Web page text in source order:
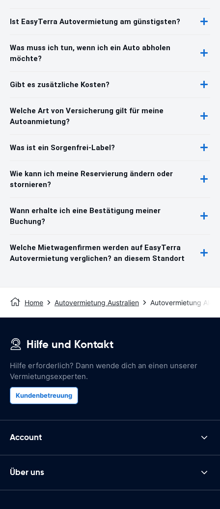
Ist EasyTerra Autovermietung am günstigsten?
Was muss ich tun, wenn ich ein Auto abholen
möchte?
Gibt es zusätzliche Kosten?
Welche Art von Versicherung gilt für meine
Autoanmietung?
Was ist ein Sorgenfrei-Label?
Wie kann ich meine Reservierung ändern oder
stornieren?
Wann erhalte ich eine Bestätigung meiner
Buchung?
Welche Mietwagenfirmen werden auf EasyTerra
Autovermietung verglichen? an diesem Standort
Home Autovermietung Australien Autovermietung
Hilfe und Kontakt
Hilfe erforderlich? Dann wende dich an einen unserer
Vermietungsexperten.
Kundenbetreuung
Account
Über uns